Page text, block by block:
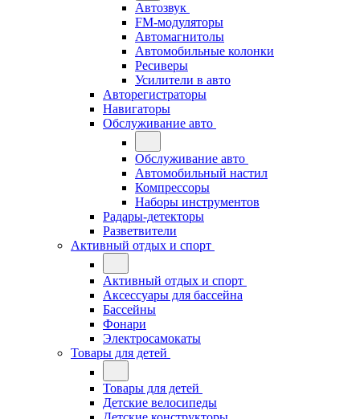
Автозвук
FM-модуляторы
Автомагнитолы
Автомобильные колонки
Ресиверы
Усилители в авто
Авторегистраторы
Навигаторы
Обслуживание авто
Обслуживание авто
Автомобильный настил
Компрессоры
Наборы инструментов
Радары-детекторы
Разветвители
Активный отдых и спорт
Активный отдых и спорт
Аксессуары для бассейна
Бассейны
Фонари
Электросамокаты
Товары для детей
Товары для детей
Детские велосипеды